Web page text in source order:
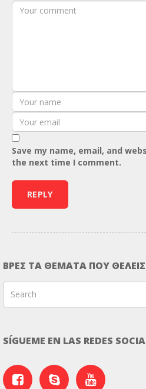
Save my name, email, and
the next time I comment.
ΒΡΕΣ ΤΑ ΘΕΜΑΤΑ ΠΟΥ
SÍGUEME EN LAS REDES